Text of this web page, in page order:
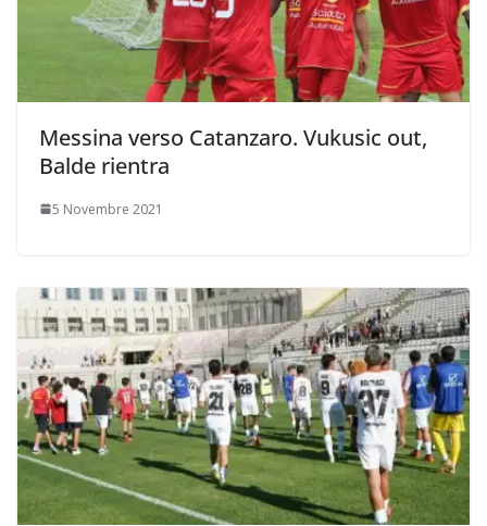
Messina verso Catanzaro. Vukusic out,
Balde rientra
5 Novembre 2021